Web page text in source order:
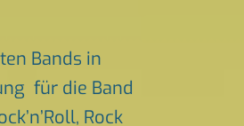
Bands in
für die Band
Rock